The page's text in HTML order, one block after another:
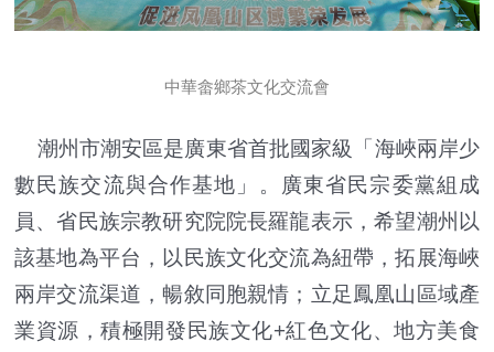
中華畲鄉茶文化交流會
潮州市潮安區是廣東省首批國家級「海峽兩岸少
數民族交流與合作基地」。廣東省民宗委黨組成
員、省民族宗教研究院院長羅龍表示，希望潮州以
該基地為平台，以民族文化交流為紐帶，拓展海峽
兩岸交流渠道，暢敘同胞親情；立足鳳凰山區域產
業資源，積極開發民族文化+紅色文化、地方美食